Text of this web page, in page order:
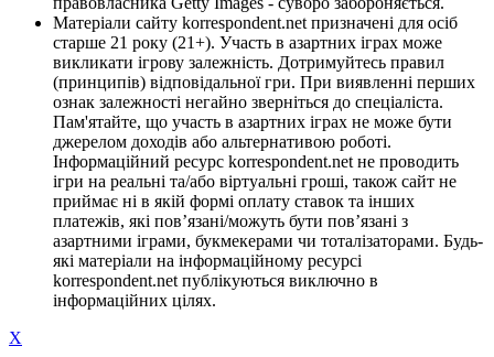
Матеріали сайту korrespondent.net призначені для осіб
старше 21 року (21+). Участь в азартних іграх може
викликати ігрову залежність. Дотримуйтесь правил
(принципів) відповідальної гри. При виявленні перших
ознак залежності негайно зверніться до спеціаліста.
Пам'ятайте, що участь в азартних іграх не може бути
джерелом доходів або альтернативою роботі.
Інформаційний ресурс korrespondent.net не проводить
ігри на реальні та/або віртуальні гроші, також сайт не
приймає ні в якій формі оплату ставок та інших
платежів, які пов’язані/можуть бути пов’язані з
азартними іграми, букмекерами чи тоталізаторами. Будь-
які матеріали на інформаційному ресурсі
korrespondent.net публікуються виключно в
інформаційних цілях.
X